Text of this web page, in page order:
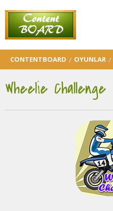
CONTENTBOARD OYUNLAR
Wheelie Challenge